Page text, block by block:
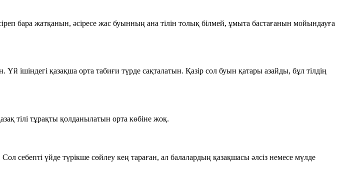
бара жатқанын, әсіресе жас буынның ана тілін толық білмей, ұмыта бастағанын мойындауға
ішіндегі қазақша орта табиғи түрде сақталатын. Қазір сол буын қатары азайды, бұл тілдің
тілі тұрақты қолданылатын орта көбіне жоқ.
себепті үйде түрікше сөйлеу кең тараған, ал балалардың қазақшасы әлсіз немесе мүлде